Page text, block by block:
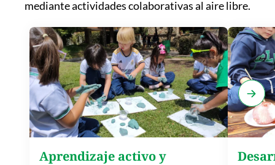
mediante actividades colaborativas al aire libre.
Aprendizaje activo y